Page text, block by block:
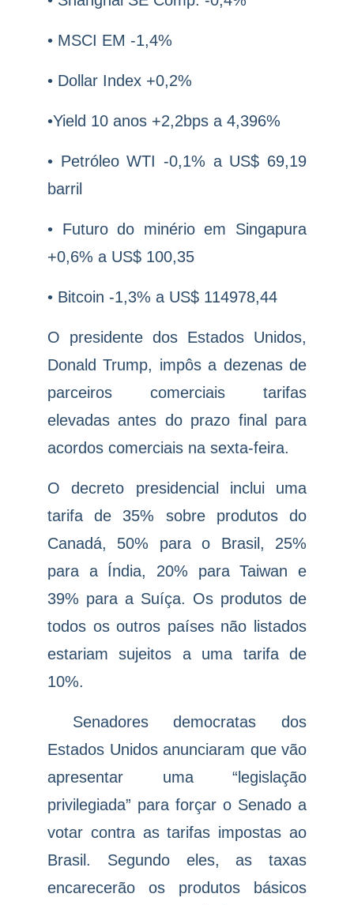
• MSCI EM -1,4%
• Dollar Index +0,2%
•Yield 10 anos +2,2bps a 4,396%
• Petróleo WTI -0,1% a US$ 69,19
barril
• Futuro do minério em Singapura
+0,6% a US$ 100,35
• Bitcoin -1,3% a US$ 114978,44
O presidente dos Estados Unidos,
Donald Trump, impôs a dezenas de
parceiros comerciais tarifas
elevadas antes do prazo final para
acordos comerciais na sexta-feira.
O decreto presidencial inclui uma
tarifa de 35% sobre produtos do
Canadá, 50% para o Brasil, 25%
para a Índia, 20% para Taiwan e
39% para a Suíça. Os produtos de
todos os outros países não listados
estariam sujeitos a uma tarifa de
10%.
Senadores democratas dos
Estados Unidos anunciaram que vão
apresentar uma “legislação
privilegiada” para forçar o Senado a
votar contra as tarifas impostas ao
Brasil. Segundo eles, as taxas
encarecerão os produtos básicos